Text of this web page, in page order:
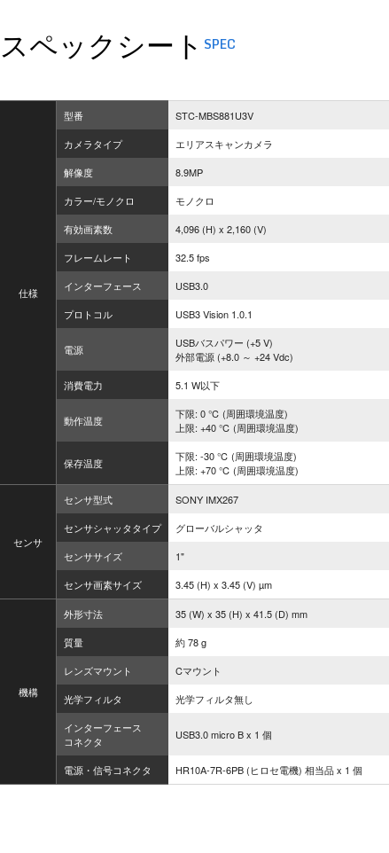
SPEC
スペックシート
仕様
型番
STC-MBS881U3V
カメラタイプ
エリアスキャンカメラ
解像度
8.9MP
カラー/モノクロ
モノクロ
有効画素数
4,096 (H) x 2,160 (V)
フレームレート
32.5 fps
インターフェース
USB3.0
プロトコル
USB3 Vision 1.0.1
電源
USBバスパワー (+5 V)
外部電源 (+8.0 ～ +24 Vdc)
消費電力
5.1 W以下
動作温度
下限: 0 ℃ (周囲環境温度)
上限: +40 ℃ (周囲環境温度)
保存温度
下限: -30 ℃ (周囲環境温度)
上限: +70 ℃ (周囲環境温度)
センサ
センサ型式
SONY IMX267
センサシャッタタイプ
グローバルシャッタ
センササイズ
1"
センサ画素サイズ
3.45 (H) x 3.45 (V) µm
機構
外形寸法
35 (W) x 35 (H) x 41.5 (D) mm
質量
約 78 g
レンズマウント
Cマウント
光学フィルタ
光学フィルタ無し
インターフェース
コネクタ
USB3.0 micro B x 1 個
電源・信号コネクタ HR10A-7R-6PB (ヒロセ電機) 相当品 x 1 個